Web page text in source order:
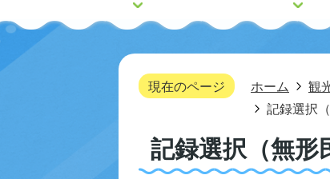
現在のページ ホーム 観
記録選択
記録選択（無形